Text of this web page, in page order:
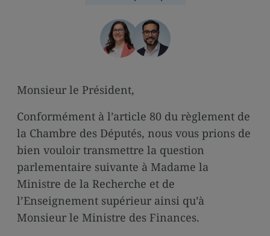
links
Monsieur le Président,
Conformément à l’article 80 du règlement de
la Chambre des Députés, nous vous prions de
bien vouloir transmettre la question
parlementaire suivante à Madame la
Ministre de la Recherche et de
l’Enseignement supérieur ainsi qu’à
Monsieur le Ministre des Finances.